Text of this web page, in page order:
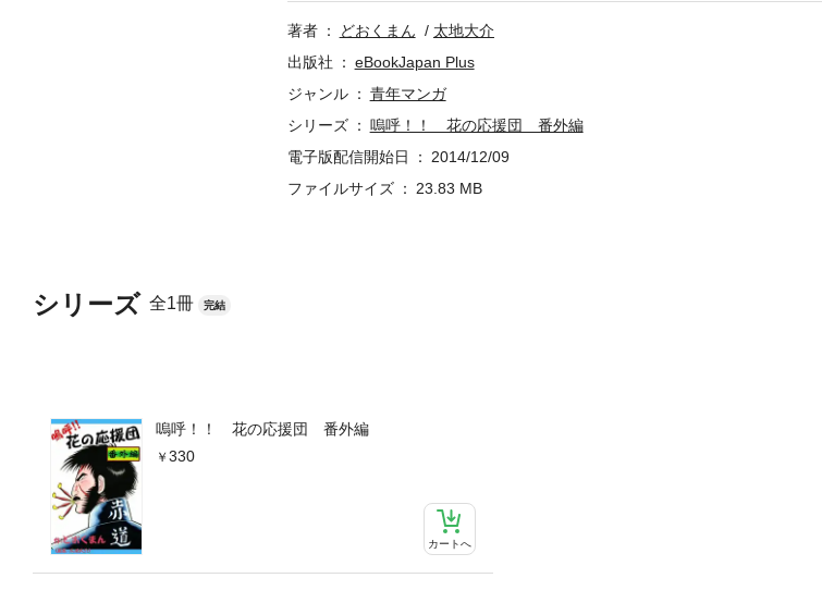
シリーズ 全1冊 完結
嗚呼！！ 花の応援団 番外編
330
カートへ
著者 どおくまん
太地大介
出版社
eBookJapan Plus
ジャンル
青年マンガ
シリーズ
嗚呼！！ 花の応援団 番外編
電子版配信開始日
2014/12/09
ファイルサイズ
23.83 MB